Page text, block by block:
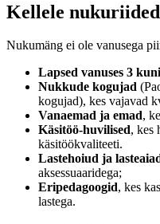
Kellele
Nukumäng ei ole vanusega
Lapsed vanuses 3
Nukkude kogujad
kogujad), kes vajavad
Vanaemad ja emad,
Käsitöö-huvilised, kes
käsitöökvaliteeti.
Lastehoiud ja
aksessuaaridega;
Eripedagoogid, kes
lastega.